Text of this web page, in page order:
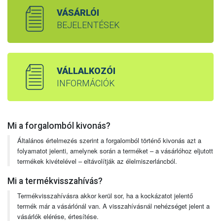
VÁSÁRLÓI
BEJELENTÉSEK
VÁLLALKOZÓI
INFORMÁCIÓK
Mi a forgalomból kivonás?
Általános értelmezés szerint a forgalomból történő kivonás azt a
folyamatot jelenti, amelynek során a terméket – a vásárlóhoz eljutott
termékek kivételével – eltávolítják az élelmiszerláncból.
Mi a termékvisszahívás?
Termékvisszahívásra akkor kerül sor, ha a kockázatot jelentő
termék már a vásárlónál van. A visszahívásnál nehézséget jelent a
vásárlók elérése, értesítése.